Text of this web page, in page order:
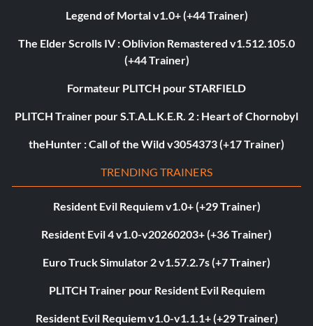
Legend of Mortal v1.0+ (+44 Trainer)
The Elder Scrolls IV : Oblivion Remastered v1.512.105.0
(+44 Trainer)
Formateur PLITCH pour STARFIELD
PLITCH Trainer pour S.T.A.L.K.E.R. 2 : Heart of Chornobyl
theHunter : Call of the Wild v3054373 (+17 Trainer)
TRENDING TRAINERS
Resident Evil Requiem v1.0+ (+29 Trainer)
Resident Evil 4 v1.0-v20260203+ (+36 Trainer)
Euro Truck Simulator 2 v1.57.2.7s (+7 Trainer)
PLITCH Trainer pour Resident Evil Requiem
Resident Evil Requiem v1.0-v1.1.1+ (+29 Trainer)